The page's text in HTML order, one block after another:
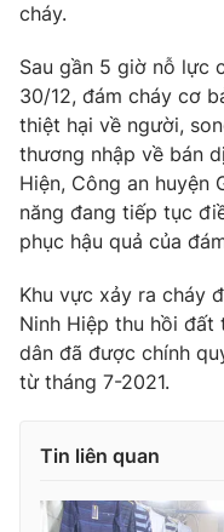
Photo
Video
VTV Money
VTV Sức khoẻ
Thị trường 24h
VTV4
VTV9
Liên hệ tòa soạn
cháy.
Sau gần 5 giờ nỗ lực
30/12, đám cháy cơ
thiệt hại về người,
thương nhập về bán
Hiện, Công an huyện
năng đang tiếp tục
phục hậu quả của
Khu vực xảy ra cháy
Ninh Hiệp thu hồi đất
dân đã được chính
từ tháng 7-2021.
Tin liên quan